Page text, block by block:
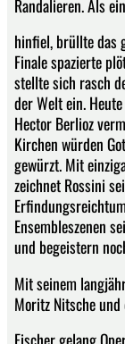
Randalieren. Als
hinfiel, brüllte das
Finale spazierte
stellte sich rasch
der Welt ein.
Hector Berlioz
Kirchen würden
gewürzt. Mit
zeichnet Rossini
Ensembleszenen
und begeistern
Mit seinem
Moritz Nitsche